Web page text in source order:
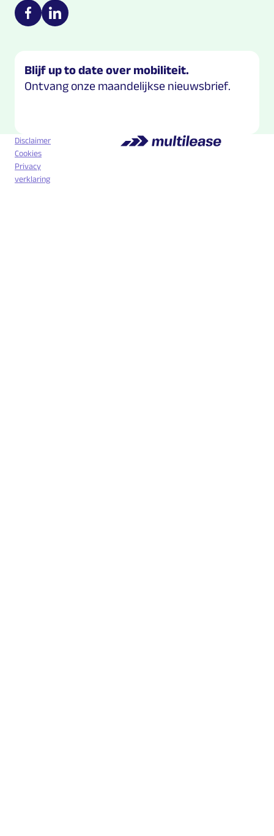
Multilease on social media
https://nl-nl.facebook.com/Multilease/
https://www.linkedin.com/company/multilease
Blijf up to date over mobiliteit.
Ontvang onze maandelijkse nieuwsbrief.
Disclaimer
Cookies
Privacy
verklaring